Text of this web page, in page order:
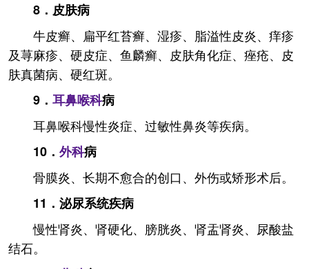
8．皮肤病
牛皮癣、扁平红苔癣、湿疹、脂溢性皮炎、痒疹
及荨麻疹、硬皮症、鱼麟癣、皮肤角化症、痤疮、皮
肤真菌病、硬红斑。
9． 耳鼻喉科病
耳鼻喉科慢性炎症、过敏性鼻炎等疾病。
10． 外科病
骨膜炎、长期不愈合的创口、外伤或矫形术后。
11．泌尿系统疾病
慢性肾炎、肾硬化、膀胱炎、肾盂肾炎、尿酸盐
结石。